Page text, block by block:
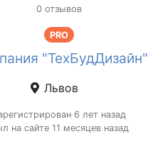
0 отзывов
PRO
"ТехБудДизайн"
Львов
6 лет назад
на сайте 11 месяцев назад